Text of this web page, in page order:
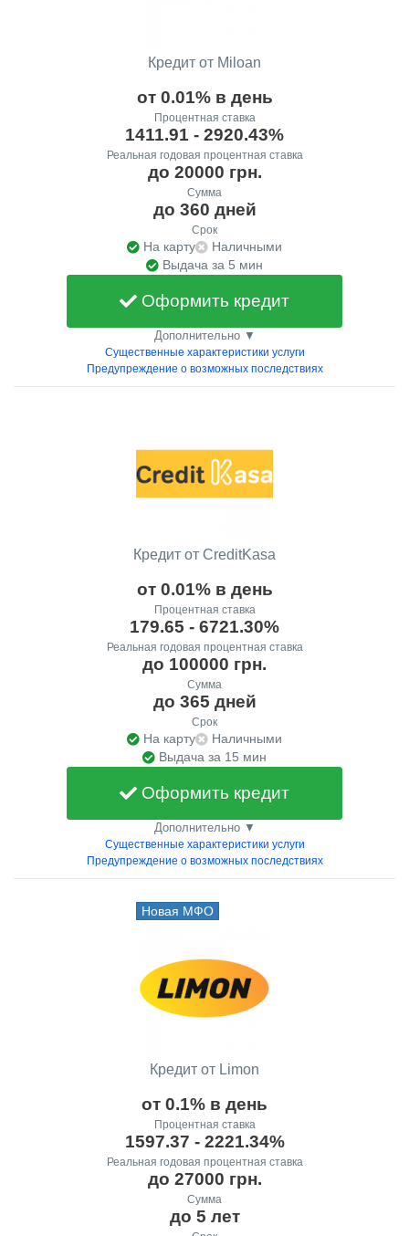
Кредит от Miloan
от 0.01% в день
Процентная ставка
1411.91 - 2920.43%
Реальная годовая процентная ставка
до 20000 грн.
Сумма
до 360 дней
Срок
На карту
Наличными
Выдача за 5 мин
Оформить кредит
Дополнительно ▼
Существенные характеристики услуги
Предупреждение о возможных последствиях
Кредит от CreditKasa
от 0.01% в день
Процентная ставка
179.65 - 6721.30%
Реальная годовая процентная ставка
до 100000 грн.
Сумма
до 365 дней
Срок
На карту
Наличными
Выдача за 15 мин
Оформить кредит
Дополнительно ▼
Существенные характеристики услуги
Предупреждение о возможных последствиях
Новая МФО
Кредит от Limon
от 0.1% в день
Процентная ставка
1597.37 - 2221.34%
Реальная годовая процентная ставка
до 27000 грн.
Сумма
до 5 лет